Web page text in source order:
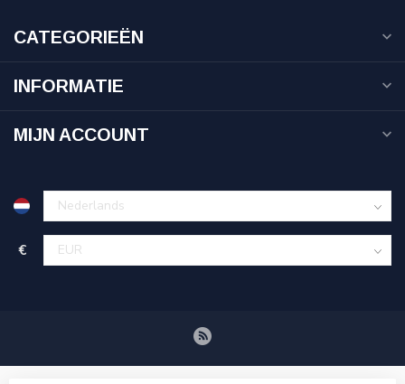
CATEGORIEËN
INFORMATIE
MIJN ACCOUNT
€